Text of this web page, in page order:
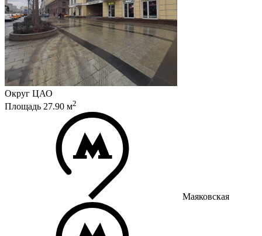
Округ ЦАО
Площадь 27.90 м2
Маяковская